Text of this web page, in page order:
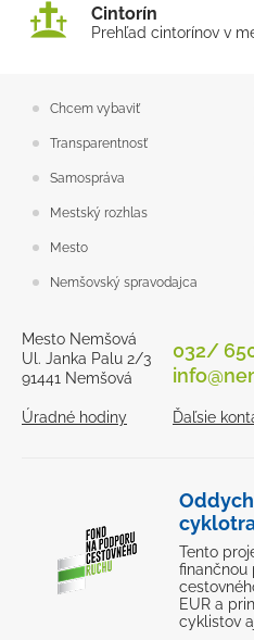
Cintorín
Prehľad cintorínov v
Chcem vybaviť
Transparentnosť
Samospráva
Mestský rozhlas
Mesto
Nemšovský spravodajca
Mesto Nemšová
Ul. Janka Palu 2/3
91441 Nemšová
Úradné hodiny
032/
Ďaľsie
Tento
finančnou
EUR a
cyklistov